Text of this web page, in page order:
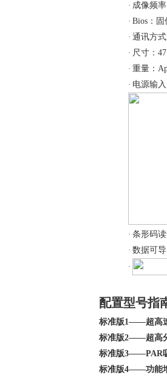
· 成像频
· Bios： 固
· 通讯方
· 尺寸：
· 重量：
· 电源输
· 条形码
· 数据可
·
配置型号指
标准版1——超高
标准版2——超高
标准版3——PAR
标准版4——功能